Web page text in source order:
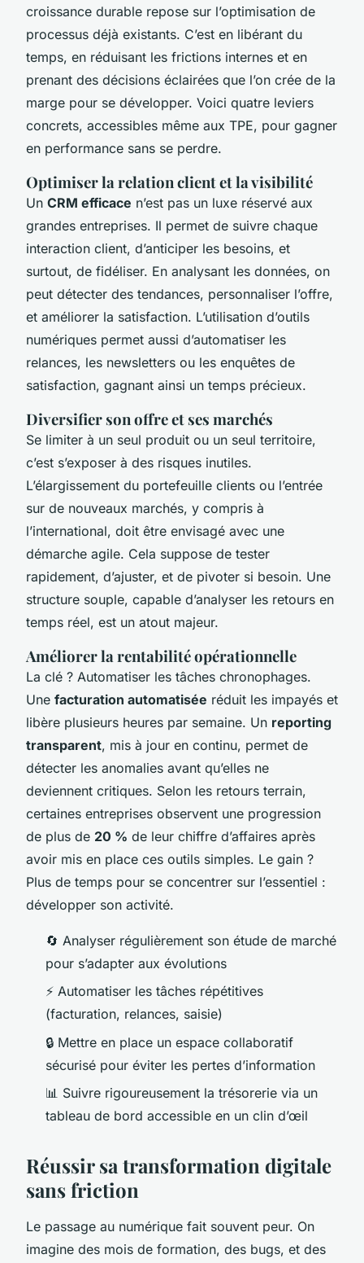
croissance durable repose sur l’optimisation de
processus déjà existants. C’est en libérant du
temps, en réduisant les frictions internes et en
prenant des décisions éclairées que l’on crée de la
marge pour se développer. Voici quatre leviers
concrets, accessibles même aux TPE, pour gagner
en performance sans se perdre.
Optimiser la relation client et la visibilité
Un CRM efficace n’est pas un luxe réservé aux
grandes entreprises. Il permet de suivre chaque
interaction client, d’anticiper les besoins, et
surtout, de fidéliser. En analysant les données, on
peut détecter des tendances, personnaliser l’offre,
et améliorer la satisfaction. L’utilisation d’outils
numériques permet aussi d’automatiser les
relances, les newsletters ou les enquêtes de
satisfaction, gagnant ainsi un temps précieux.
Diversifier son offre et ses marchés
Se limiter à un seul produit ou un seul territoire,
c’est s’exposer à des risques inutiles.
L’élargissement du portefeuille clients ou l’entrée
sur de nouveaux marchés, y compris à
l’international, doit être envisagé avec une
démarche agile. Cela suppose de tester
rapidement, d’ajuster, et de pivoter si besoin. Une
structure souple, capable d’analyser les retours en
temps réel, est un atout majeur.
Améliorer la rentabilité opérationnelle
La clé ? Automatiser les tâches chronophages.
Une facturation automatisée réduit les impayés et
libère plusieurs heures par semaine. Un reporting
transparent, mis à jour en continu, permet de
détecter les anomalies avant qu’elles ne
deviennent critiques. Selon les retours terrain,
certaines entreprises observent une progression
de plus de 20 % de leur chiffre d’affaires après
avoir mis en place ces outils simples. Le gain ?
Plus de temps pour se concentrer sur l’essentiel :
développer son activité.
🔄 Analyser régulièrement son étude de marché
pour s’adapter aux évolutions
⚡ Automatiser les tâches répétitives
(facturation, relances, saisie)
🔒 Mettre en place un espace collaboratif
sécurisé pour éviter les pertes d’information
📊 Suivre rigoureusement la trésorerie via un
tableau de bord accessible en un clin d’œil
Réussir sa transformation digitale
sans friction
Le passage au numérique fait souvent peur. On
imagine des mois de formation, des bugs, et des